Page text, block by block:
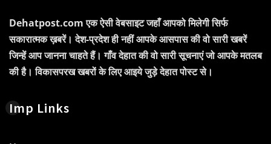
Dehatpost.com एक ऐसी वेबसाइट जहाँ आपको मिलेगी सिर्फ
सकारात्मक ख़बरें। देश-प्रदेश ही नहीं आपके आसपास की वो सारी खबरें
जिन्हें आप जानना चाहते हैं। गाँव देहात की वो सारी सूचनाएं जो आपके मतलब
की है। विकासपरख खबरों के लिए आइये जुड़े देहात पोस्ट से।
Imp Links